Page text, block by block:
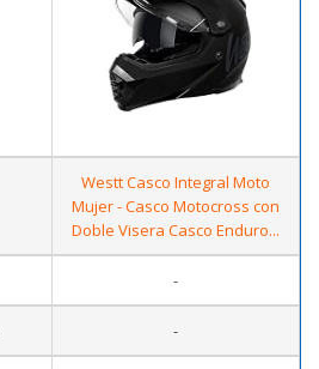
Westt Casco Integral Moto
Mujer - Casco Motocross con
Doble Visera Casco Enduro...
-
-